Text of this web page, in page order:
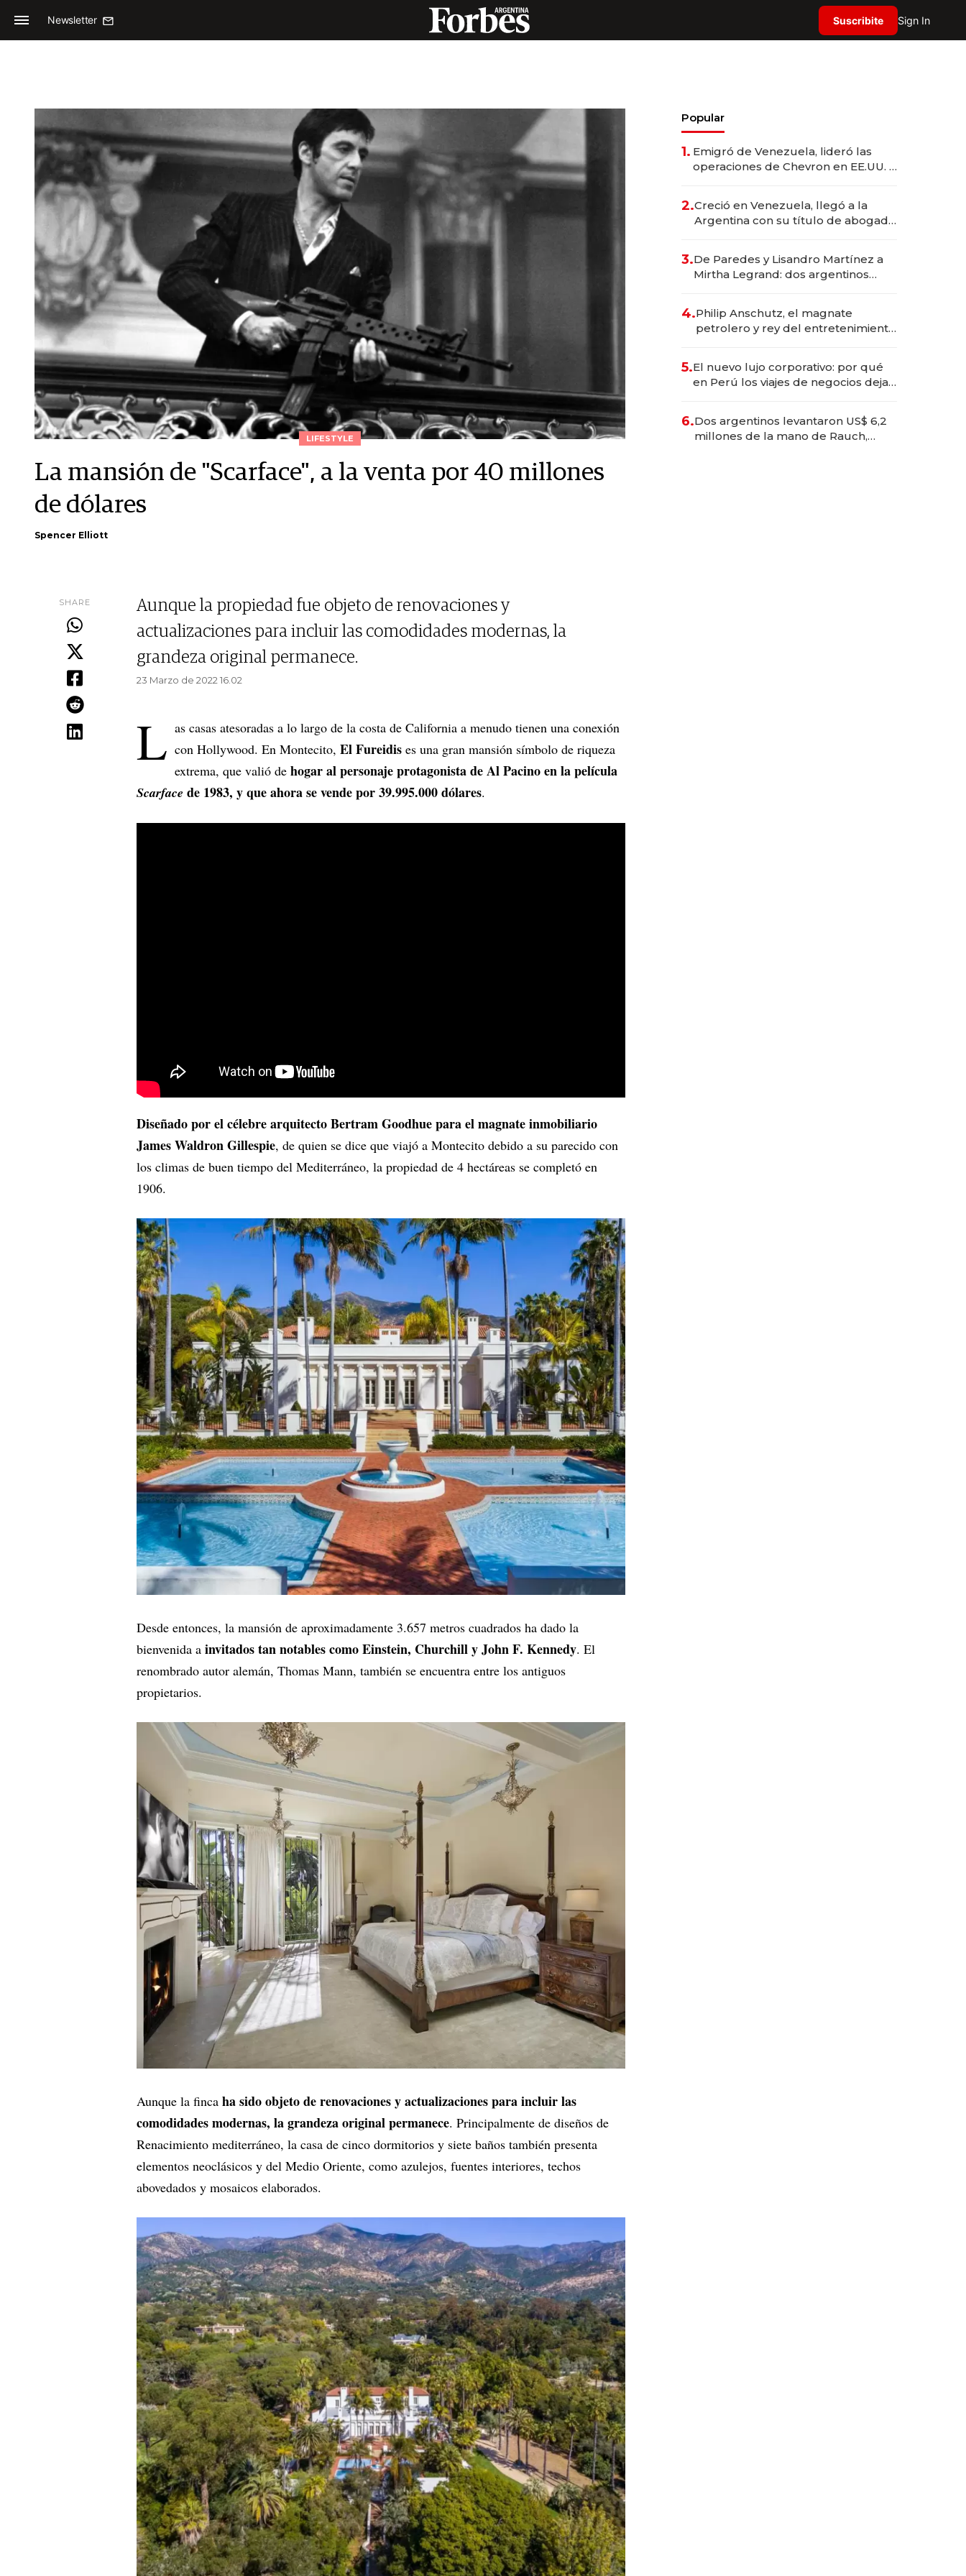
Newsletter Suscribite Sign In
LIFESTYLE
La mansión de "Scarface", a la venta por 40 millones
de dólares
Spencer Elliott
SHARE
Aunque la propiedad fue objeto de renovaciones y
actualizaciones para incluir las comodidades modernas, la
grandeza original permanece.
23 Marzo de 2022 16.02
L as casas atesoradas a lo largo de la costa de California a menudo tienen una conexión
con Hollywood. En Montecito, El Fureidis es una gran mansión símbolo de riqueza
extrema, que valió de hogar al personaje protagonista de Al Pacino en la película
Scarface de 1983, y que ahora se vende por 39.995.000 dólares.
Diseñado por el célebre arquitecto Bertram Goodhue para el magnate inmobiliario
James Waldron Gillespie, de quien se dice que viajó a Montecito debido a su parecido con
los climas de buen tiempo del Mediterráneo, la propiedad de 4 hectáreas se completó en
1906.
Desde entonces, la mansión de aproximadamente 3.657 metros cuadrados ha dado la
bienvenida a invitados tan notables como Einstein, Churchill y John F. Kennedy. El
renombrado autor alemán, Thomas Mann, también se encuentra entre los antiguos
propietarios.
Aunque la finca ha sido objeto de renovaciones y actualizaciones para incluir las
comodidades modernas, la grandeza original permanece. Principalmente de diseños de
Renacimiento mediterráneo, la casa de cinco dormitorios y siete baños también presenta
elementos neoclásicos y del Medio Oriente, como azulejos, fuentes interiores, techos
abovedados y mosaicos elaborados.
Popular
1. Emigró de Venezuela, lideró las
operaciones de Chevron en EE.UU. y
2.Creció en Venezuela, llegó a la
Argentina con su título de abogado
marcas "fast premium"
3.De Paredes y Lisandro Martínez a
Mirtha Legrand: dos argentinos
4.Philip Anschutz, el magnate
petrolero y rey del entretenimiento
5.El nuevo lujo corporativo: por qué
en Perú los viajes de negocios dejan
en experiencias transformadoras
6.Dos argentinos levantaron US$ 6,2
millones de la mano de Rauch,